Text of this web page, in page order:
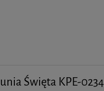
Święta KPE-0234